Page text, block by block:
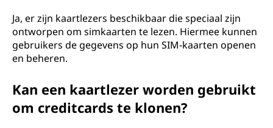
Ja, er zijn kaartlezers beschikbaar die speciaal zijn
ontworpen om simkaarten te lezen. Hiermee kunnen
gebruikers de gegevens op hun SIM-kaarten openen
en beheren.
Kan een kaartlezer worden gebruikt
om creditcards te klonen?